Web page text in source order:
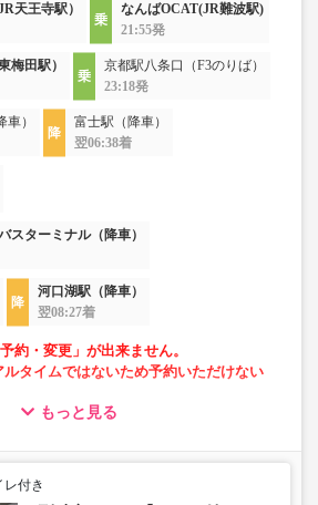
天王寺駅）
なんばOCAT(JR難波駅)
21:55発
梅田駅）
京都駅八条口（F3のりば）
23:18発
）
富士駅（降車）
翌06:38着
スターミナル（降車）
河口湖駅（降車）
翌08:27着
約・変更」が出来ません。
ルタイムではないため予約いただけない
となる場合がございます。これに伴い、
もっと見る
レ付き